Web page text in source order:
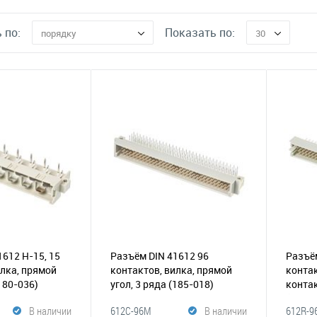
по: порядку Показать по: 30
H-15, 15
прямой
036)
В наличии
Разъём DIN 41612 96
контактов, вилка, прямой
угол, 3 ряда (185-018)
В наличии
612C-96M 612R-